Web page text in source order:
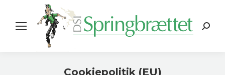
Search:
Cookiepolitik (EU)